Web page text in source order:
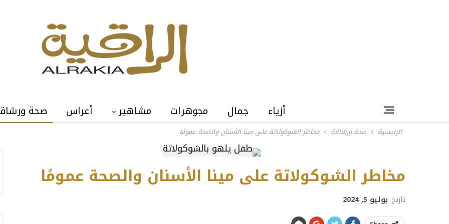
أزياء جمال مجوهرات مشاهير أعراس صحة
الرئيسية صحة ورشاقة مخاطر الشوكولاتة على مينا الأسنان والصحة عمومًا
مخاطر الشوكولاتة على مينا الأسنان والصحة عمومًا
تاريخ يوليو 5, 2024